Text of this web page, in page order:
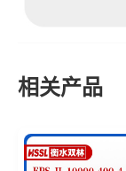
相关产品